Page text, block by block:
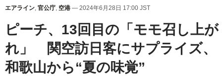
績 787 ピーチ・アビエーション 客室乗務員 関西空港
回数 国交省
エアライン, 官公庁, 空港 — 2024年6月28日 17:00 JST
ピーチ、13回目の「モモ召し上が
れ」 関空訪日客にサプライズ、
和歌山から“夏の味覚”